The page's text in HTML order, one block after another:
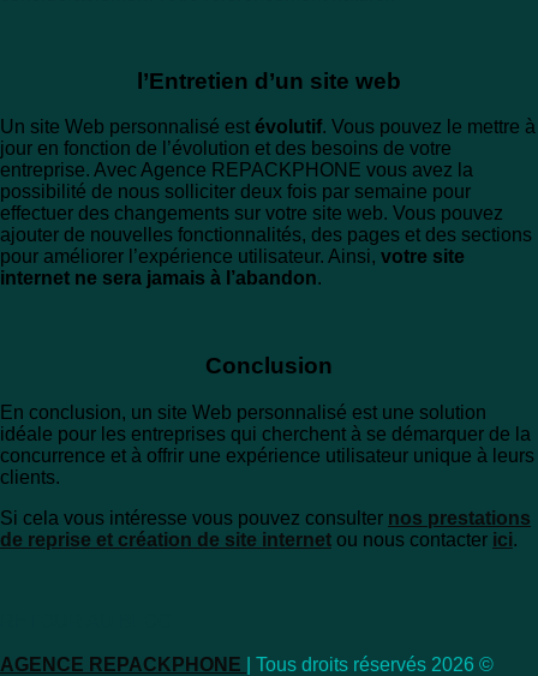
l’Entretien d’un site web
Un site Web personnalisé est évolutif. Vous pouvez le mettre à
jour en fonction de l’évolution et des besoins de votre
entreprise. Avec Agence REPACKPHONE vous avez la
possibilité de nous solliciter deux fois par semaine pour
effectuer des changements sur votre site web. Vous pouvez
ajouter de nouvelles fonctionnalités, des pages et des sections
pour améliorer l’expérience utilisateur. Ainsi, votre site
internet ne sera jamais à l’abandon.
Conclusion
En conclusion, un site Web personnalisé est une solution
idéale pour les entreprises qui cherchent à se démarquer de la
concurrence et à offrir une expérience utilisateur unique à leurs
clients.
Si cela vous intéresse vous pouvez consulter nos prestations
de reprise et création de site internet ou nous contacter ici.
AGENCE REPACKPHONE
| Tous droits réservés 2026 ©